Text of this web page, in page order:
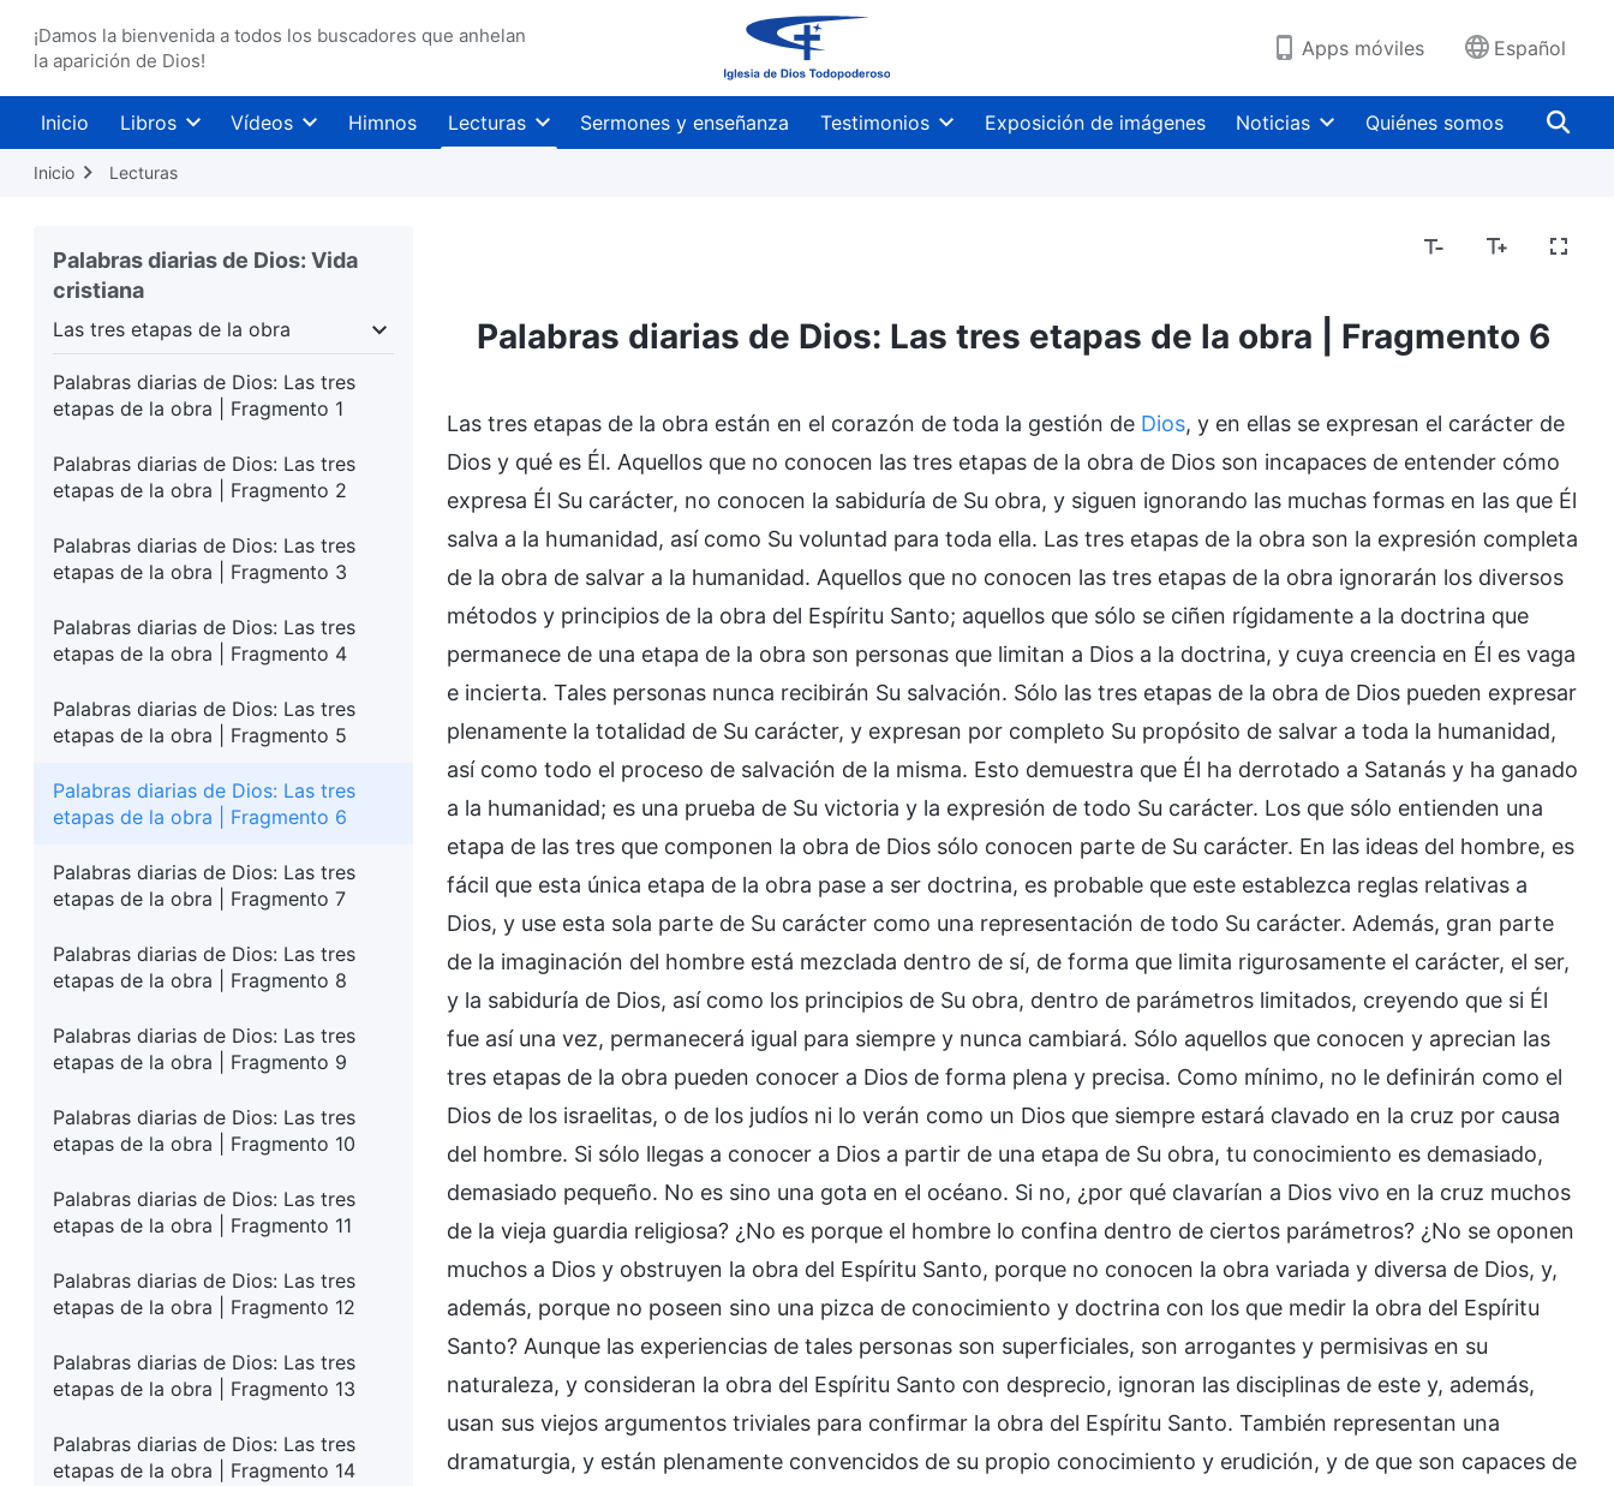
¡Damos la bienvenida a todos los buscadores que anhelan
la aparición de Dios!
Apps móviles Español
Inicio Libros Vídeos Himnos Lecturas Sermones y enseñanza Testimonios Exposición de imágenes Noticias Quiénes somos
Inicio Lecturas
Palabras diarias de Dios: Vida
cristiana
Las tres etapas de la obra
Las tres etapas de la obra La aparición y la obra de Dios El juicio en los últimos días La encarnación Conocer la obra de Dios El
Palabras diarias de Dios: Las tres
etapas de la obra | Fragmento 1
Palabras diarias de Dios: Las tres
etapas de la obra | Fragmento 2
Palabras diarias de Dios: Las tres
etapas de la obra | Fragmento 3
Palabras diarias de Dios: Las tres
etapas de la obra | Fragmento 4
Palabras diarias de Dios: Las tres
etapas de la obra | Fragmento 5
Palabras diarias de Dios: Las tres
etapas de la obra | Fragmento 6
Palabras diarias de Dios: Las tres
etapas de la obra | Fragmento 7
Palabras diarias de Dios: Las tres
etapas de la obra | Fragmento 8
Palabras diarias de Dios: Las tres
etapas de la obra | Fragmento 9
Palabras diarias de Dios: Las tres
etapas de la obra | Fragmento 10
Palabras diarias de Dios: Las tres
etapas de la obra | Fragmento 11
Palabras diarias de Dios: Las tres
etapas de la obra | Fragmento 12
Palabras diarias de Dios: Las tres
etapas de la obra | Fragmento 13
Palabras diarias de Dios: Las tres
etapas de la obra | Fragmento 14
Palabras diarias de Dios: Las tres etapas de la obra | Fragmento 6
Las tres etapas de la obra están en el corazón de toda la gestión de Dios, y en ellas se expresan el carácter de
Dios y qué es Él. Aquellos que no conocen las tres etapas de la obra de Dios son incapaces de entender cómo
expresa Él Su carácter, no conocen la sabiduría de Su obra, y siguen ignorando las muchas formas en las que Él
salva a la humanidad, así como Su voluntad para toda ella. Las tres etapas de la obra son la expresión completa
de la obra de salvar a la humanidad. Aquellos que no conocen las tres etapas de la obra ignorarán los diversos
métodos y principios de la obra del Espíritu Santo; aquellos que sólo se ciñen rígidamente a la doctrina que
permanece de una etapa de la obra son personas que limitan a Dios a la doctrina, y cuya creencia en Él es vaga
e incierta. Tales personas nunca recibirán Su salvación. Sólo las tres etapas de la obra de Dios pueden expresar
plenamente la totalidad de Su carácter, y expresan por completo Su propósito de salvar a toda la humanidad,
así como todo el proceso de salvación de la misma. Esto demuestra que Él ha derrotado a Satanás y ha ganado
a la humanidad; es una prueba de Su victoria y la expresión de todo Su carácter. Los que sólo entienden una
etapa de las tres que componen la obra de Dios sólo conocen parte de Su carácter. En las ideas del hombre, es
fácil que esta única etapa de la obra pase a ser doctrina, es probable que este establezca reglas relativas a
Dios, y use esta sola parte de Su carácter como una representación de todo Su carácter. Además, gran parte
de la imaginación del hombre está mezclada dentro de sí, de forma que limita rigurosamente el carácter, el ser,
y la sabiduría de Dios, así como los principios de Su obra, dentro de parámetros limitados, creyendo que si Él
fue así una vez, permanecerá igual para siempre y nunca cambiará. Sólo aquellos que conocen y aprecian las
tres etapas de la obra pueden conocer a Dios de forma plena y precisa. Como mínimo, no le definirán como el
Dios de los israelitas, o de los judíos ni lo verán como un Dios que siempre estará clavado en la cruz por causa
del hombre. Si sólo llegas a conocer a Dios a partir de una etapa de Su obra, tu conocimiento es demasiado,
demasiado pequeño. No es sino una gota en el océano. Si no, ¿por qué clavarían a Dios vivo en la cruz muchos
de la vieja guardia religiosa? ¿No es porque el hombre lo confina dentro de ciertos parámetros? ¿No se oponen
muchos a Dios y obstruyen la obra del Espíritu Santo, porque no conocen la obra variada y diversa de Dios, y,
además, porque no poseen sino una pizca de conocimiento y doctrina con los que medir la obra del Espíritu
Santo? Aunque las experiencias de tales personas son superficiales, son arrogantes y permisivas en su
naturaleza, y consideran la obra del Espíritu Santo con desprecio, ignoran las disciplinas de este y, además,
usan sus viejos argumentos triviales para confirmar la obra del Espíritu Santo. También representan una
dramaturgia, y están plenamente convencidos de su propio conocimiento y erudición, y de que son capaces de